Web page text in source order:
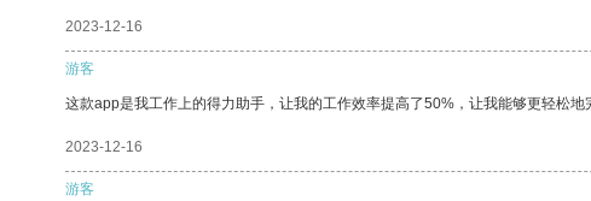
2023-12-16
游客
这款app是我工作上的得力助手，让我的工作效率提高了50%，让我能够更轻松地
2023-12-16
游客